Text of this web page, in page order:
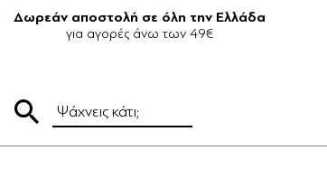
Δωρεάν αποστολή σε όλη την Ελλάδα
για αγορές άνω των 49€